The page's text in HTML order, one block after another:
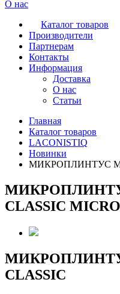
О нас
Каталог товаров
Производители
Партнерам
Контакты
Информация
Доставка
О нас
Статьи
Главная
Каталог товаров
LACONISTIQ
Новинки
МИКРОПЛИНТУС
CLASSIC
CLASSIC